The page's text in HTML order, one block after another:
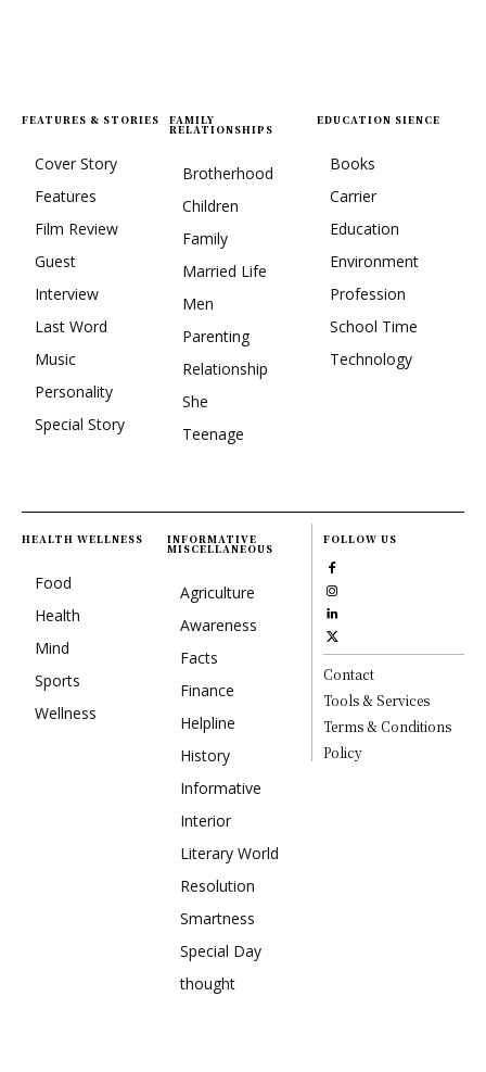
FEATURES & STORIES
Cover Story
Features
Film Review
Guest
Interview
Last Word
Music
Personality
Special Story
FAMILY
RELATIONSHIPS
Brotherhood
Children
Family
Married Life
Men
Parenting
Relationship
She
Teenage
EDUCATION SIENCE
Books
Carrier
Education
Environment
Profession
School Time
Technology
HEALTH WELLNESS
Food
Health
Mind
Sports
Wellness
INFORMATIVE
MISCELLANEOUS
Agriculture
Awareness
Facts
Finance
Helpline
History
Informative
Interior
Literary World
Resolution
Smartness
Special Day
thought
FOLLOW US
Contact
Tools & Services
Terms & Conditions
Policy